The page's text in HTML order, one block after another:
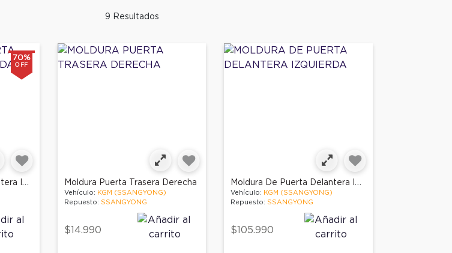
9 Resultados
70%
OFF
Moldura De Puerta Delantera Izquierda Moldura Puerta Trasera Derecha
Vehículo: KGM (SSANGYONG)
Repuesto: SSANGYONG
$14.990
Moldura De Puerta Delantera Izquierda
Vehículo: KGM (SSANGYONG)
Repuesto: SSANGYONG
$105.990